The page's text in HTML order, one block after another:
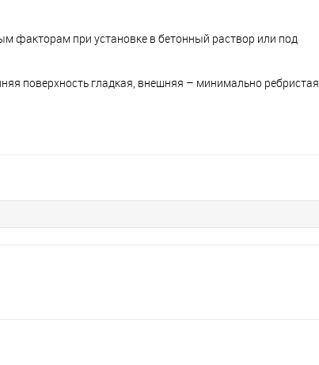
факторам при установке в бетонный раствор или под
поверхность гладкая, внешняя – минимально ребристая